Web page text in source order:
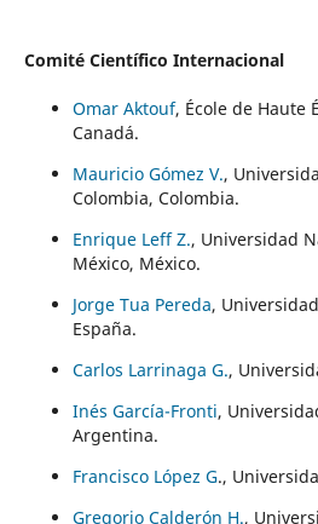
Comité Científico Internacional
Omar Aktouf, École de Haute
Canadá.
Mauricio Gómez V.,
Colombia, Colombia.
Enrique Leff Z., Universidad
México, México.
Jorge Tua Pereda,
España.
Carlos Larrinaga G.,
Inés García-Fronti,
Argentina.
Francisco López G.,
Gregorio Calderón H.,